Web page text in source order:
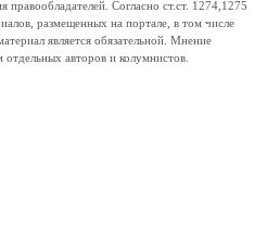
правообладателей. Согласно ст.ст. 1274,1275
размещенных на портале, в том числе
является обязательной. Мнение
авторов и колумнистов.